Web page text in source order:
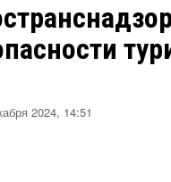
2024, 14:51